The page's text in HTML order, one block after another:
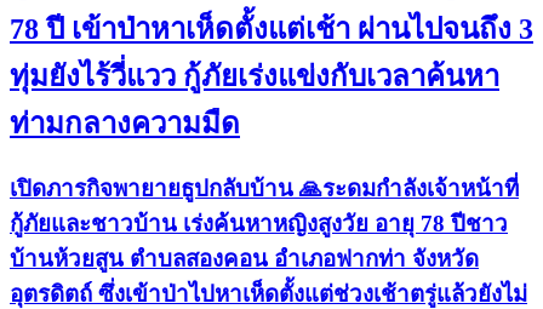
78 ปี เข้าป่าหาเห็ดตั้งแต่เช้า ผ่านไปจนถึง 3
ทุ่มยังไร้วี่แวว กู้ภัยเร่งแข่งกับเวลาค้นหา
ท่ามกลางความมืด
เปิดภารกิจพายายธูปกลับบ้าน 🙏ระดมกำลังเจ้าหน้าที่
กู้ภัยและชาวบ้าน เร่งค้นหาหญิงสูงวัย อายุ 78 ปีชาว
บ้านห้วยสูน ตำบลสองคอน อำเภอฟากท่า จังหวัด
อุตรดิตถ์ ซึ่งเข้าป่าไปหาเห็ดตั้งแต่ช่วงเช้าตรู่แล้วยังไม่